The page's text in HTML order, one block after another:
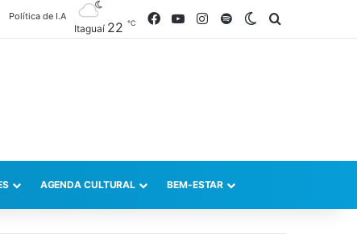
Política de I.A
Itaguaí 22 ℃ FacebookYouTubeInstagram
SpotifySwitch skin
AGENDA CULTURAL BEM-ESTAR